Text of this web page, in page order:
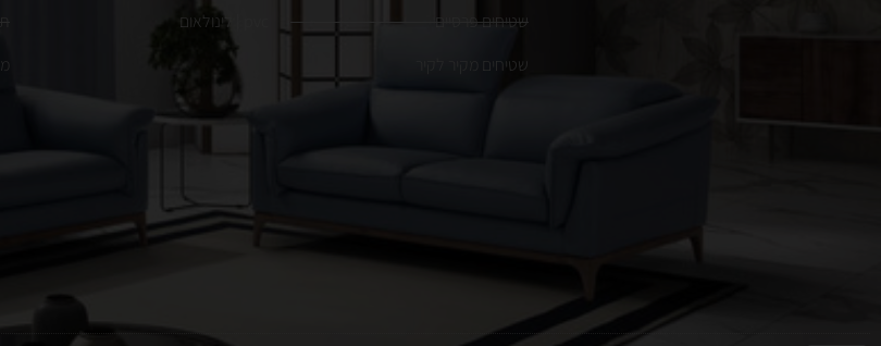
שטיחים פרסיים
שטיחים מקיר לקיר